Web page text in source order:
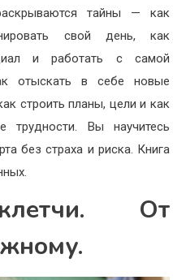
тайны — как
свой день, как
и работать с самой
отыскать в себе новые
строить планы, цели и как
трудности. Вы научитесь
без страха и риска. Книга
От